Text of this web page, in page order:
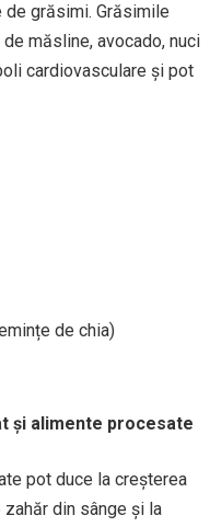
grăsimi. Grăsimile
măsline, avocado, nuci
cardiovasculare și pot
de chia)
și alimente procesate
pot duce la creșterea
din sânge și la